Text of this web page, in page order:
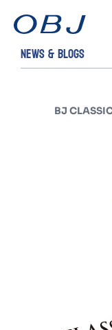
NEWS & BLOGS
BJ